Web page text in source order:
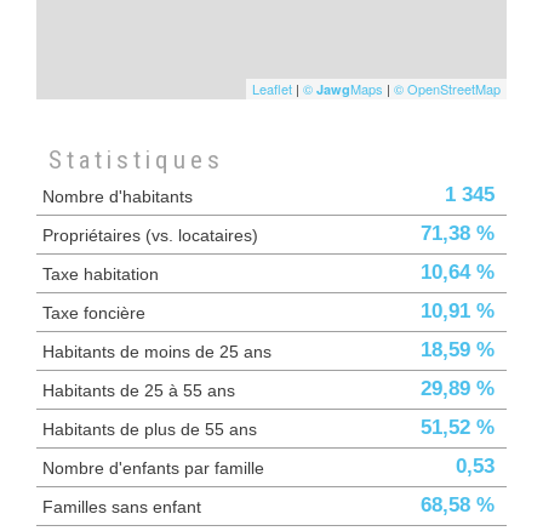
Leaflet | © JawgMaps | © OpenStreetMap
Statistiques
Nombre d'habitants 1 345
Propriétaires (vs. locataires) 71,38 %
Taxe habitation 10,64 %
Taxe foncière 10,91 %
Habitants de moins de 25 ans 18,59 %
Habitants de 25 à 55 ans 29,89 %
Habitants de plus de 55 ans 51,52 %
Nombre d'enfants par famille 0,53
Familles sans enfant 68,58 %